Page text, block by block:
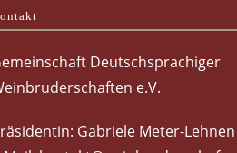
Deutschsprachiger
e.V.
Gabriele Meter-Lehnen